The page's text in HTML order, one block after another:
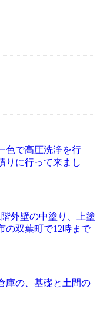
色で高圧洗浄を行
りに行って来まし
外壁の中塗り、上塗
の双葉町で12時まで
庫の、基礎と土間の